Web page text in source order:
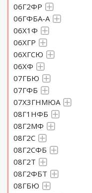
06Г2ФР
06ГФБА-А
06Х1Ф
06ХГР
06ХГСЮ
06ХФ
07ГБЮ
07ГФБ
07Х3ГНМЮА
08Г1НФБ
08Г2МФ
08Г2С
08Г2СФБ
08Г2Т
08Г2ФБТ
08ГБЮ